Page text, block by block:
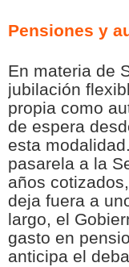
Pensiones y
En materia de
jubilación
propia como
de espera
esta
pasarela a la
años
deja fuera a
largo, el
gasto en
anticipa el